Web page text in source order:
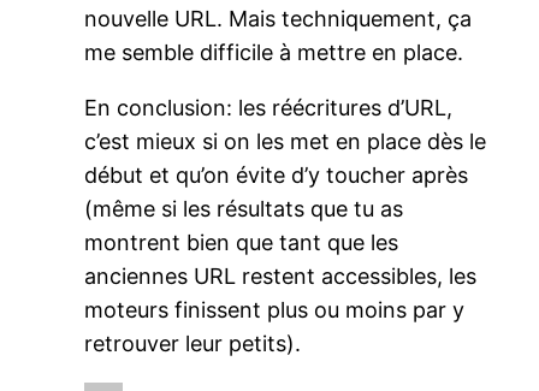
nouvelle URL. Mais techniquement, ça
me semble difficile à mettre en place.
En conclusion: les réécritures d’URL,
c’est mieux si on les met en place dès le
début et qu’on évite d’y toucher après
(même si les résultats que tu as
montrent bien que tant que les
anciennes URL restent accessibles, les
moteurs finissent plus ou moins par y
retrouver leur petits).